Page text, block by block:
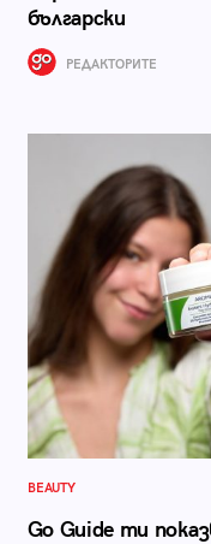
български
РЕДАКТОРИТЕ
BEAUTY
Go Guide ти